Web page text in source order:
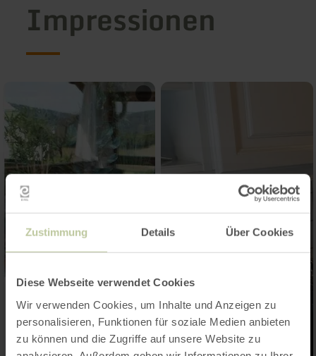
Zustimmung Details Über Cookies
Diese Webseite verwendet Cookies
Wir verwenden Cookies, um Inhalte und Anzeigen zu
personalisieren, Funktionen für soziale Medien anbieten
zu können und die Zugriffe auf unsere Website zu
Impressionen